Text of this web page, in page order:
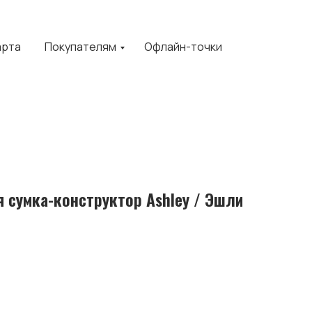
Покупателям Офлайн-точки
сумка-конструктор Ashley / Эшли